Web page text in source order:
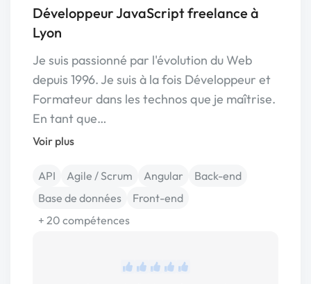
Développeur JavaScript freelance à
Lyon
Je suis passionné par l'évolution du Web
depuis 1996. Je suis à la fois Développeur et
Formateur dans les technos que je maîtrise.
En tant que…
Voir plus
API Agile / Scrum Angular
Back-end
Base de données
Front-end
+ 20 compétences